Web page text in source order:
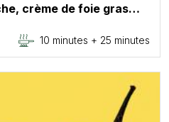
crème de foie gras…
10 minutes + 25 minutes